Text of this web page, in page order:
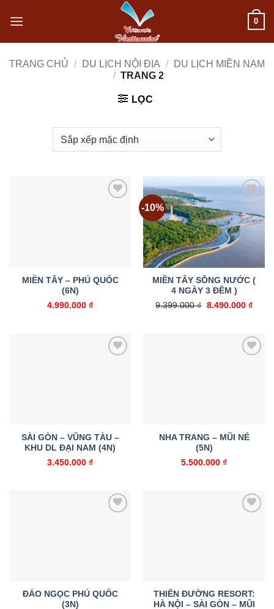
nội
0
TRANG CHỦ / DU LỊCH NỘI ĐỊA /
DU LỊCH MIỀN NAM
/ TRANG 2
LỌC
MIỀN TÂY – PHÚ QUỐC
(6N)
4.990.000 ₫
-10%
wishlist
MIỀN TÂY SÔNG NƯỚC (
4 NGÀY 3 ĐÊM )
9.399.000₫ Giá
8.490.000 ₫Giá
SÀI GÒN – VŨNG TÀU –
KHU DL ĐẠI NAM (4N)
3.450.000 ₫
NHA TRANG – MŨI NÉ
(5N)
5.500.000 ₫
ĐẢO NGỌC PHÚ QUỐC
(3N)
THIÊN ĐƯỜNG RESORT:
HÀ NỘI – SÀI GÒN – MŨI